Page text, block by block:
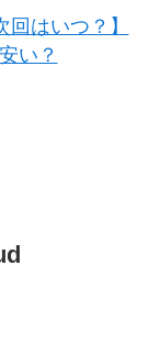
はいつ？】
い？